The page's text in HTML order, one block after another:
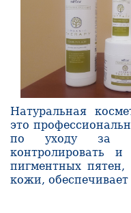
Натуральная
это
по уходу за
контролировать и
пигментных пятен,
кожи,